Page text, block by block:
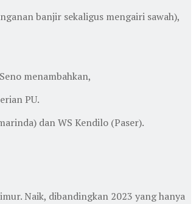
banjir sekaligus mengairi sawah),
menambahkan,
PU.
dan WS Kendilo (Paser).
Naik, dibandingkan 2023 yang hanya